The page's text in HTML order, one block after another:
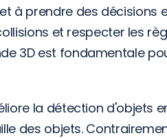
à prendre des décisions
et respecter les
3D est fondamentale
la détection d'objets
des objets.